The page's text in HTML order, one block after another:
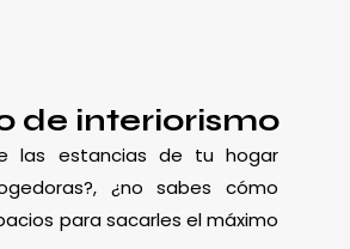
de interiorismo
las estancias de tu hogar
¿no sabes cómo
para sacarles el máximo